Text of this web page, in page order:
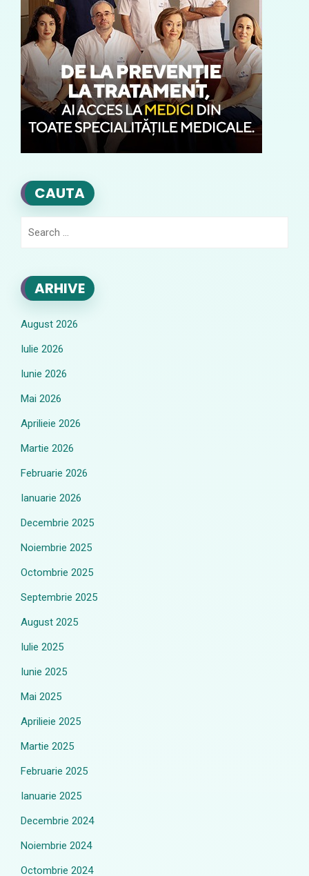
CAUTA
ARHIVE
August 2026
Iulie 2026
Iunie 2026
Mai 2026
Aprilieie 2026
Martie 2026
Februarie 2026
Ianuarie 2026
Decembrie 2025
Noiembrie 2025
Octombrie 2025
Septembrie 2025
August 2025
Iulie 2025
Iunie 2025
Mai 2025
Aprilieie 2025
Martie 2025
Februarie 2025
Ianuarie 2025
Decembrie 2024
Noiembrie 2024
Octombrie 2024